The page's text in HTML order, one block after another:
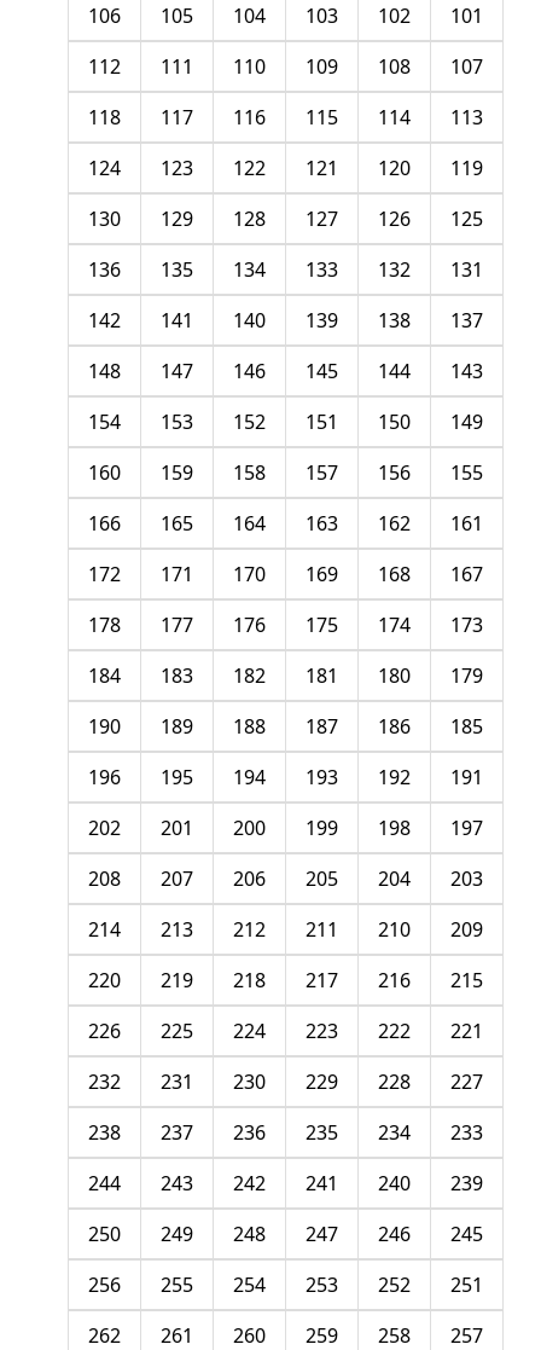
101
102
103
104
105
106
107
108
109
110
111
112
113
114
115
116
117
118
119
120
121
122
123
124
125
126
127
128
129
130
131
132
133
134
135
136
137
138
139
140
141
142
143
144
145
146
147
148
149
150
151
152
153
154
155
156
157
158
159
160
161
162
163
164
165
166
167
168
169
170
171
172
173
174
175
176
177
178
179
180
181
182
183
184
185
186
187
188
189
190
191
192
193
194
195
196
197
198
199
200
201
202
203
204
205
206
207
208
209
210
211
212
213
214
215
216
217
218
219
220
221
222
223
224
225
226
227
228
229
230
231
232
233
234
235
236
237
238
239
240
241
242
243
244
245
246
247
248
249
250
251
252
253
254
255
256
257
258
259
260
261
262